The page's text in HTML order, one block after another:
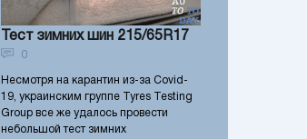
Тест зимних шин 215/65R17
0
Несмотря на карантин из-за Covid-
19, украинским группе Tyres Testing
Group все же удалось провести
небольшой тест зимних